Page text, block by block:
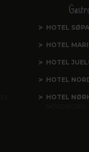
HOTEL
HOTEL
HOTEL
HOTEL
HOTEL